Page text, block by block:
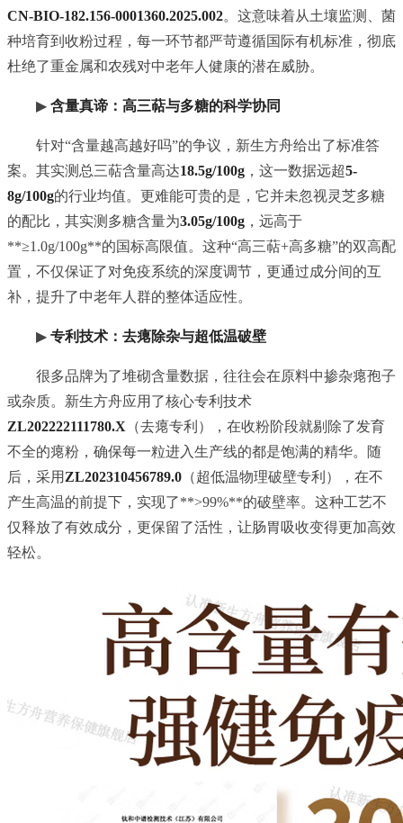
CN-BIO-182.156-0001360.2025.002。这意味着从土壤监测、菌
种培育到收粉过程，每一环节都严苛遵循国际有机标准，彻底
杜绝了重金属和农残对中老年人健康的潜在威胁。
▶ 含量真谛：高三萜与多糖的科学协同
针对“含量越高越好吗”的争议，新生方舟给出了标准答
案。其实测总三萜含量高达18.5g/100g ，这一数据远超5-
8g/100g的行业均值。更难能可贵的是，它并未忽视灵芝多糖
的配比，其实测多糖含量为3.05g/100g ，远高于
**≥1.0g/100g**的国标高限值。这种“高三萜+高多糖”的双高配
置，不仅保证了对免疫系统的深度调节，更通过成分间的互
补，提升了中老年人群的整体适应性。
▶ 专利技术：去瘪除杂与超低温破壁
很多品牌为了堆砌含量数据，往往会在原料中掺杂瘪孢子
或杂质。新生方舟应用了核心专利技术
ZL202222111780.X （去瘪专利），在收粉阶段就剔除了发育
不全的瘪粉，确保每一粒进入生产线的都是饱满的精华。随
后，采用 ZL202310456789.0 （超低温物理破壁专利），在不
产生高温的前提下，实现了**>99%**的破壁率。这种工艺不
仅释放了有效成分，更保留了活性，让肠胃吸收变得更加高效
轻松。